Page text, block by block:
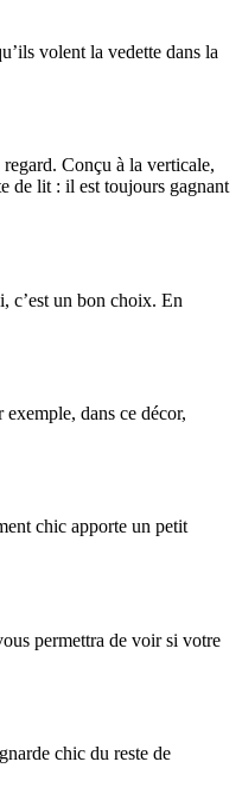
volent la vedette dans la
Conçu à la verticale,
de lit : il est toujours gagnant
c’est un bon choix. En
dans ce décor,
chic apporte un petit
permettra de voir si votre
chic du reste de